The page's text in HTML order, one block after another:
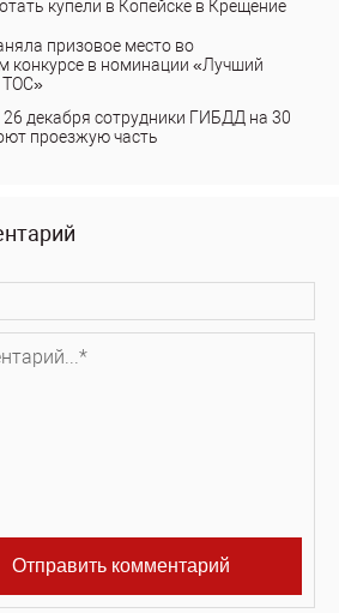
купели в Копейске в Крещение
призовое место во
конкурсе в номинации «Лучший
ТОС»
декабря сотрудники ГИБДД на 30
проезжую часть